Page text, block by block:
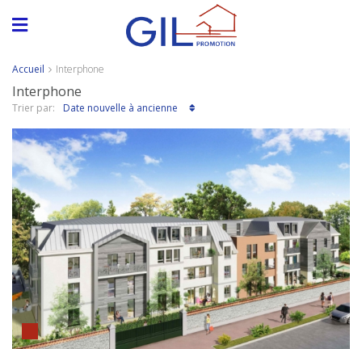
Accueil Interphone
Interphone
Trier par: Date nouvelle à ancienne